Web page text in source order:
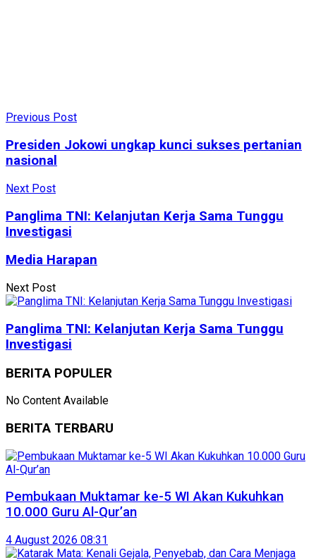
Previous Post
Presiden Jokowi ungkap kunci sukses pertanian
nasional
Next Post
Panglima TNI: Kelanjutan Kerja Sama Tunggu
Investigasi
Media Harapan
Next Post
Panglima TNI: Kelanjutan Kerja Sama Tunggu
Investigasi
BERITA POPULER
No Content Available
BERITA TERBARU
Pembukaan Muktamar ke-5 WI Akan Kukuhkan
10.000 Guru Al-Qur’an
4 August 2026 08:31